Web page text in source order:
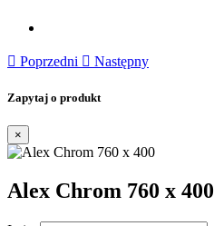
 Poprzedni  Następny
Zapytaj o produkt
×
Alex Chrom 760 x 400